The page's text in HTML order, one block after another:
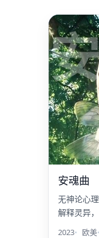
安魂曲
无神论心
解释灵异
2023 欧美